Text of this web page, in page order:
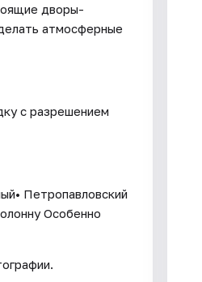
дворы-
атмосферные
с разрешением
Петропавловский
Особенно